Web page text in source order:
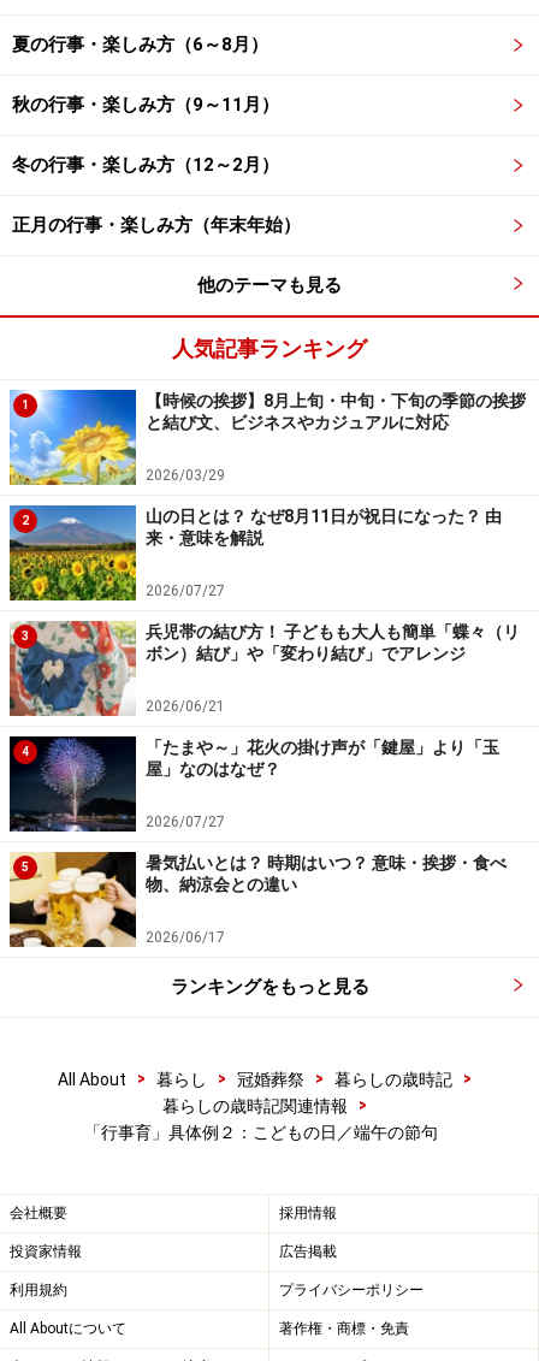
夏の行事・楽しみ方（6～8月）
秋の行事・楽しみ方（9～11月）
冬の行事・楽しみ方（12～2月）
正月の行事・楽しみ方（年末年始）
他のテーマも見る
人気記事ランキング
1
【時候の挨拶】8月上旬・中旬・下旬の季節の挨拶
と結び文、ビジネスやカジュアルに対応
2026/03/29
2
山の日とは？ なぜ8月11日が祝日になった？ 由
来・意味を解説
2026/07/27
3
兵児帯の結び方！ 子どもも大人も簡単「蝶々（リ
ボン）結び」や「変わり結び」でアレンジ
2026/06/21
4
「たまや～」花火の掛け声が「鍵屋」より「玉
屋」なのはなぜ？
2026/07/27
5
暑気払いとは？ 時期はいつ？ 意味・挨拶・食べ
物、納涼会との違い
2026/06/17
ランキングをもっと見る
All About > 暮らし > 冠婚葬祭 > 暮らしの歳時記
>
暮らしの歳時記関連情報
>
「行事育」具体例２：こどもの日／端午の節句
会社概要 採用情報
投資家情報 広告掲載
利用規約 プライバシーポリシー
All Aboutについて 著作権・商標・免責